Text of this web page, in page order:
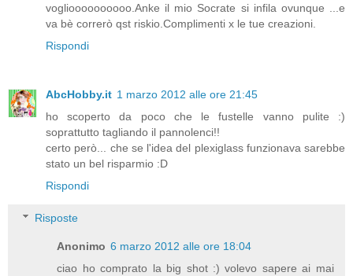
voglioooooooooo.Anke il mio Socrate si infila ovunque ...e
va bè correrò qst riskio.Complimenti x le tue creazioni.
Rispondi
AbcHobby.it 1 marzo 2012 alle ore 21:45
ho scoperto da poco che le fustelle vanno pulite :)
soprattutto tagliando il pannolenci!!
certo però... che se l'idea del plexiglass funzionava sarebbe
stato un bel risparmio :D
Rispondi
Risposte
Anonimo 6 marzo 2012 alle ore 18:04
ciao ho comprato la big shot :) volevo sapere ai mai